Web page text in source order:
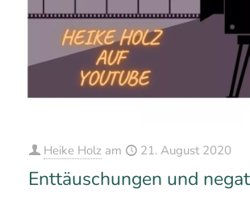
Heike Holz am 21. August 2020
Enttäuschungen und